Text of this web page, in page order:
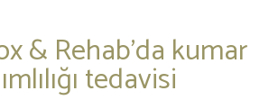
& Rehab’da kumar
tedavisi